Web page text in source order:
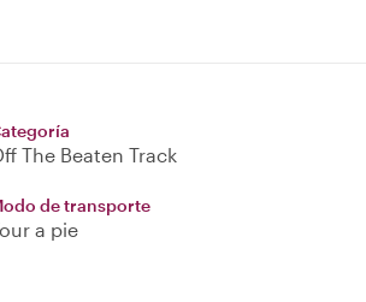
The Beaten Track
de transporte
a pie